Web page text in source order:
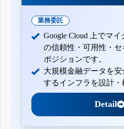
業務委託
Google Cloud 上でマ
の信頼性・可用性・セ
ポジションです。
大規模金融データを
するインフラを設計・
Detail